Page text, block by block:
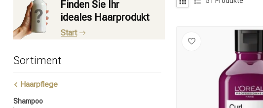
Finden Sie Ihr
ideales Haarprodukt
Start
Sortiment
Haarpflege
Shampoo